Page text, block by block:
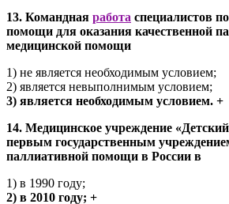
13. Командная работа специалистов
помощи для оказания качественной
медицинской помощи
1) не является необходимым условием;
2) является невыполнимым условием;
3) является необходимым условием. +
14. Медицинское учреждение «Детский
первым государственным
паллиативной помощи в России в
1) в 1990 году;
2) в 2010 году; +